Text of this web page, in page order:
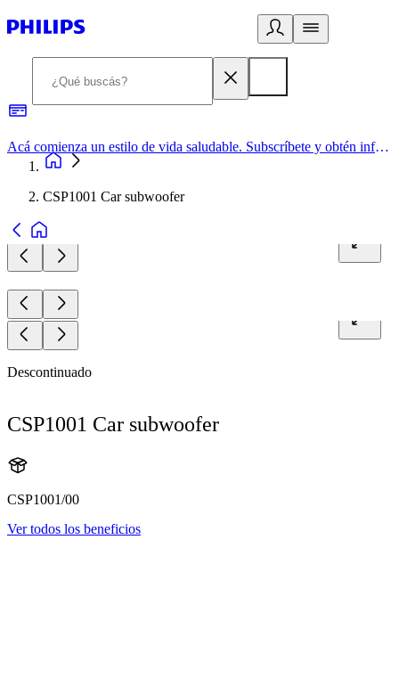
Acá comienza un estilo de vida saludable. Subscríbete y obtén información de primera mano
CSP1001 Car subwoofer
Descontinuado
CSP1001 Car subwoofer
CSP1001/00
Ver todos los beneficios